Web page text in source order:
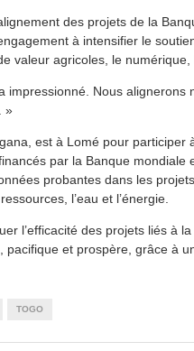
des projets de la
à intensifier le
valeur agricoles, le
impressionné. Nous
»
est à Lomé pour participer
par la Banque mondiale
probantes dans les
l’eau et l’énergie.
l’efficacité des projets liés à
et prospère, grâce à
TOGO